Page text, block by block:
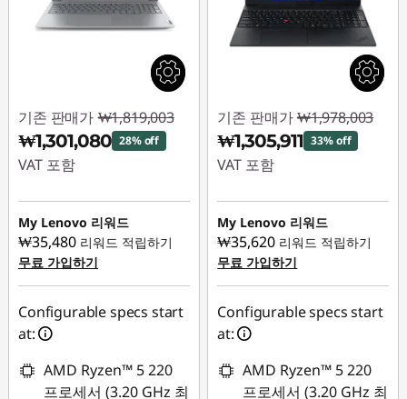
기존 판매가 ₩1,819,003
₩1,301,080 28% off
VAT 포함
즉시 할인: :-
₩517,923
My Lenovo 리워드
₩35,480 리워드 적립하기
무료 가입하기
Configurable specs start
at:
AMD Ryzen™ 5 220
프로세서 (3.20 GHz 최
기존 판매가 ₩1,978,003
₩1,305,911 33% off
VAT 포함
즉시 할인: :-
₩672,092
My Lenovo 리워드
₩35,620 리워드 적립하기
무료 가입하기
Configurable specs start
at:
AMD Ryzen™ 5 220
프로세서 (3.20 GHz 최